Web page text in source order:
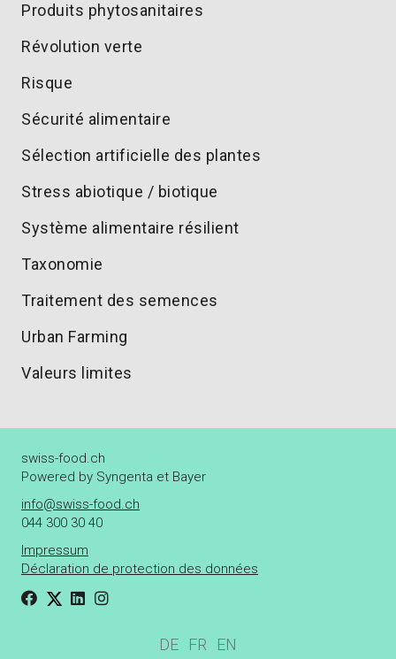
Produits phytosanitaires
Révolution verte
Risque
Sécurité alimentaire
Sélection artificielle des plantes
Stress abiotique / biotique
Système alimentaire résilient
Taxonomie
Traitement des semences
Urban Farming
Valeurs limites
swiss-food.ch
Powered by Syngenta et Bayer
info@swiss-food.ch
044 300 30 40
Impressum
Déclaration de protection des données
DE FR EN